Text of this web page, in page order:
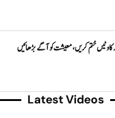
ختم کریں، معیشت کو آگے بڑھائیں
Latest Videos